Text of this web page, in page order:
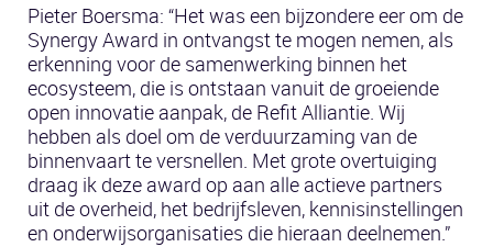
Pieter Boersma: “Het was een bijzondere eer om de
Synergy Award in ontvangst te mogen nemen, als
erkenning voor de samenwerking binnen het
ecosysteem, die is ontstaan vanuit de groeiende
open innovatie aanpak, de Refit Alliantie. Wij
hebben als doel om de verduurzaming van de
binnenvaart te versnellen. Met grote overtuiging
draag ik deze award op aan alle actieve partners
uit de overheid, het bedrijfsleven, kennisinstellingen
en onderwijsorganisaties die hieraan deelnemen.”